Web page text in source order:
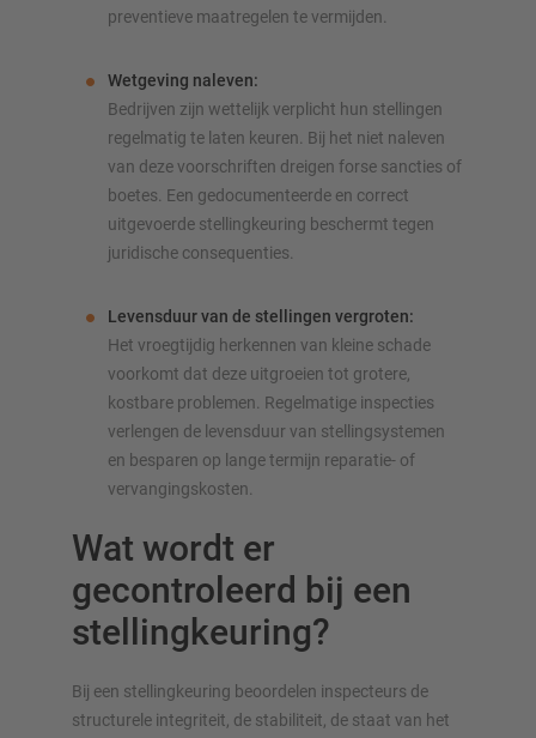
preventieve maatregelen te vermijden.
Wetgeving naleven:
Bedrijven zijn wettelijk verplicht hun stellingen
regelmatig te laten keuren. Bij het niet naleven
van deze voorschriften dreigen forse sancties of
boetes. Een gedocumenteerde en correct
uitgevoerde stellingkeuring beschermt tegen
juridische consequenties.
Levensduur van de stellingen vergroten:
Het vroegtijdig herkennen van kleine schade
voorkomt dat deze uitgroeien tot grotere,
kostbare problemen. Regelmatige inspecties
verlengen de levensduur van stelling­systemen
en besparen op lange termijn reparatie- of
vervangingskosten.
Wat wordt er
gecontroleerd bij een
stellingkeuring?
Bij een stellingkeuring beoordelen inspecteurs de
structurele integriteit, de stabiliteit, de staat van het